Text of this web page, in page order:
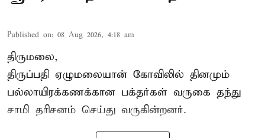
Published on: 08 Aug 2026, 4:18 am
திருமலை,
திருப்பதி ஏழுமலையான் கோவிலில் தினமும்
பல்லாயிரக்கணக்கான பக்தர்கள் வருகை தந்து
சாமி தரிசனம் செய்து வருகின்றனர்.